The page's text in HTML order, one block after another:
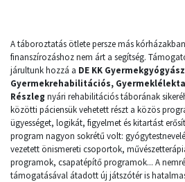
A táboroztatás ötlete persze más
finanszírozáshoz nem árt a segítség.
járultunk hozzá a DE KK
Gyermekrehabilitációs,
Részleg nyári rehabilitációs táborának
közötti páciensük vehetett részt a közös
ügyességet, logikát, figyelmet és kitartást
program nagyon sokrétű volt:
vezetett önismereti csoportok,
programok, csapatépítő programok... A
támogatásával átadott új játszótér is